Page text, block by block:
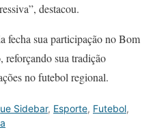
destacou.
fecha sua participação no Bom
reforçando sua tradição
no futebol regional.
Sidebar, Esporte, Futebol,